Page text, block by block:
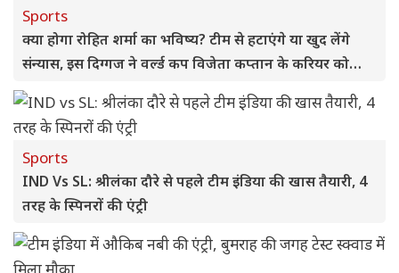
Sports
क्या होगा रोहित शर्मा का भविष्य? टीम से हटाएंगे या खुद लेंगे
संन्यास, इस दिग्गज ने वर्ल्ड कप विजेता कप्तान के करियर को
लेकर दिया बड़ा बयान
Sports
IND Vs SL: श्रीलंका दौरे से पहले टीम इंडिया की खास तैयारी, 4
तरह के स्पिनरों की एंट्री